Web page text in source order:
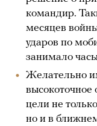
командир.
месяцев
ударов по
занимало
Желательно
высокоточное
цели не
но и в